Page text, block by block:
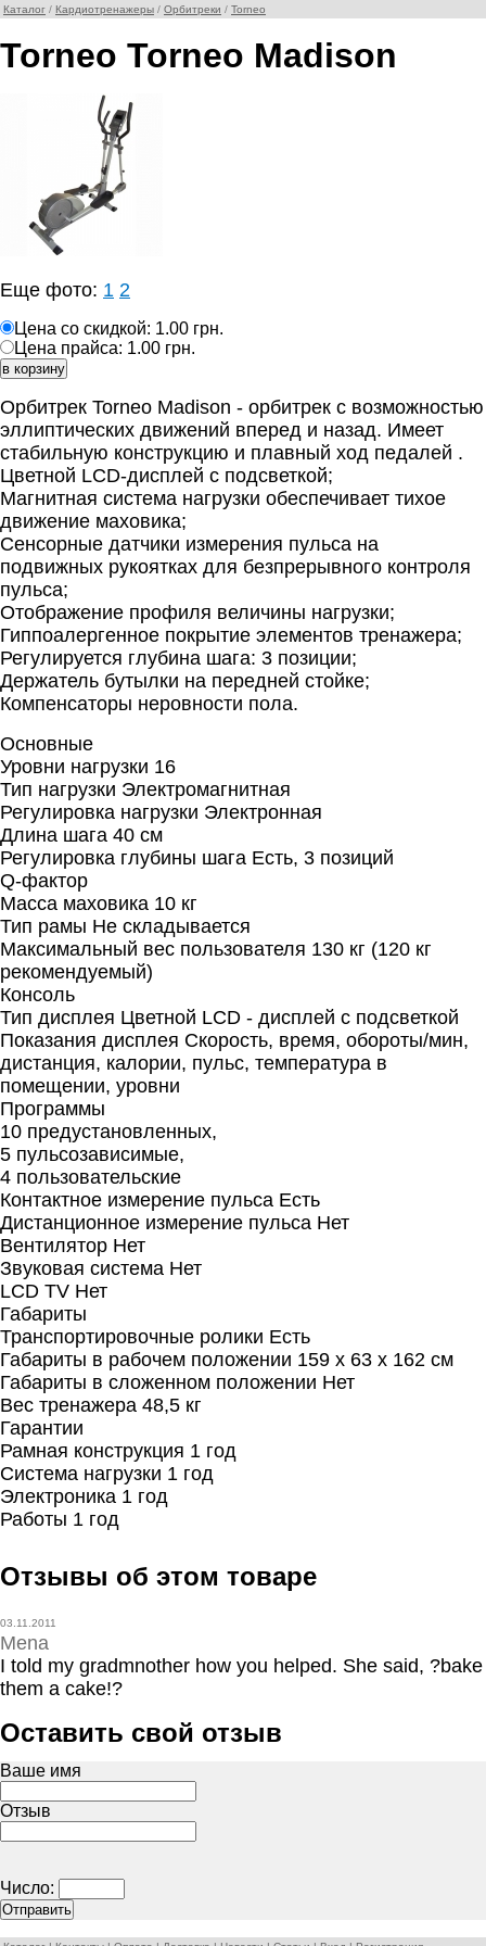
Каталог / Кардиотренажеры / Орбитреки / Torneo
Torneo Torneo Madison
Еще фото: 1 2
Цена со скидкой: 1.00 грн.
Цена прайса: 1.00 грн.
Орбитрек Torneo Madison - орбитрек с возможностью
эллиптических движений вперед и назад. Имеет
стабильную конструкцию и плавный ход педалей .
Цветной LCD-дисплей с подсветкой;
Магнитная система нагрузки обеспечивает тихое
движение маховика;
Сенсорные датчики измерения пульса на
подвижных рукоятках для безпрерывного контроля
пульса;
Отображение профиля величины нагрузки;
Гиппоалергенное покрытие элементов тренажера;
Регулируется глубина шага: 3 позиции;
Держатель бутылки на передней стойке;
Компенсаторы неровности пола.
Основные
Уровни нагрузки 16
Тип нагрузки Электромагнитная
Регулировка нагрузки Электронная
Длина шага 40 см
Регулировка глубины шага Есть, 3 позиций
Q-фактор
Масса маховика 10 кг
Тип рамы Не складывается
Максимальный вес пользователя 130 кг (120 кг
рекомендуемый)
Консоль
Тип дисплея Цветной LCD - дисплей с подсветкой
Показания дисплея Cкорость, время, обороты/мин,
дистанция, калории, пульс, температура в
помещении, уровни
Программы
10 предустановленных,
5 пульсозависимые,
4 пользовательские
Контактное измерение пульса Есть
Дистанционное измерение пульса Нет
Вентилятор Нет
Звуковая система Нет
LCD TV Нет
Габариты
Транспортировочные ролики Есть
Габариты в рабочем положении 159 х 63 х 162 см
Габариты в сложенном положении Нет
Вес тренажера 48,5 кг
Гарантии
Рамная конструкция 1 год
Система нагрузки 1 год
Электроника 1 год
Работы 1 год
Отзывы об этом товаре
03.11.2011
Mena
I told my gradmnother how you helped. She said, ?bake
them a cake!?
Оставить свой отзыв
Ваше имя
Отзыв
Число: